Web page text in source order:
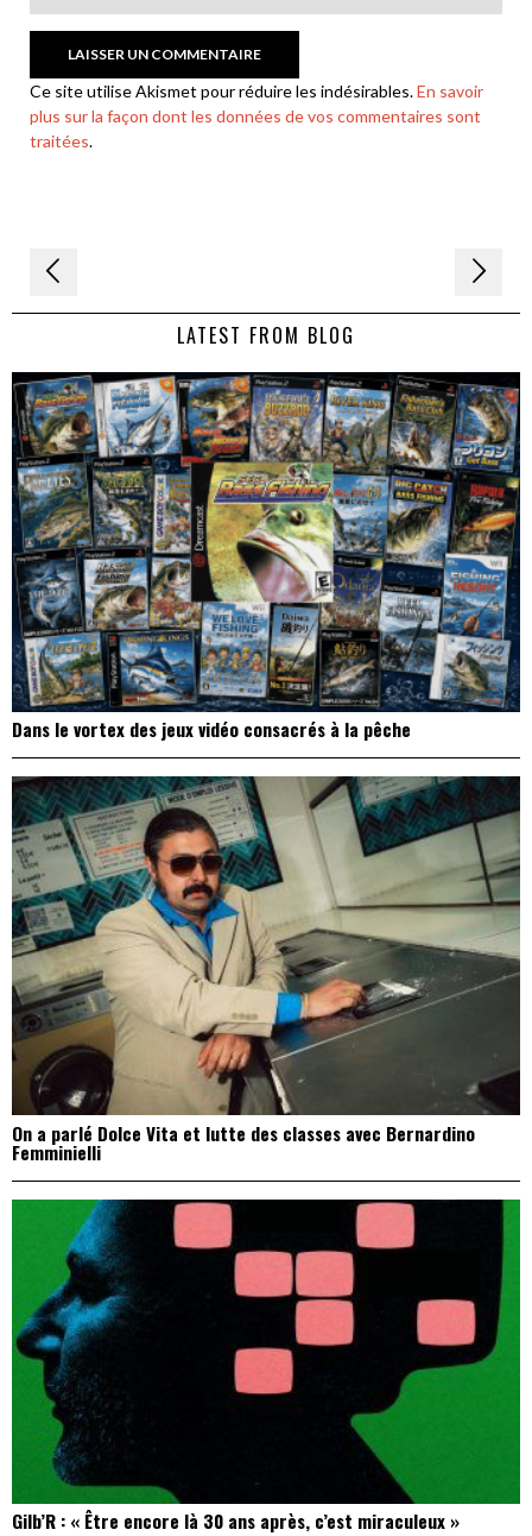
Ce site utilise Akismet pour réduire les indésirables.En savoir
plus sur la façon dont les données de vos commentaires sont
traitées.
Navigation
de LATEST FROM BLOG
Dans le vortex des jeux vidéo consacrés à la pêche
On a parlé Dolce Vita et lutte des classes avec Bernardino
Femminielli
Gilb’R : « Être encore là 30 ans après, c’est miraculeux »